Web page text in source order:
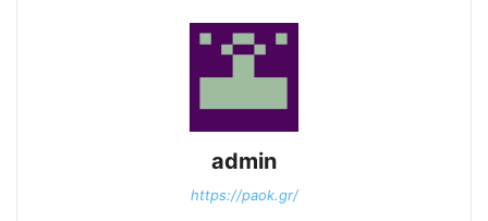
admin
https://paok.gr/